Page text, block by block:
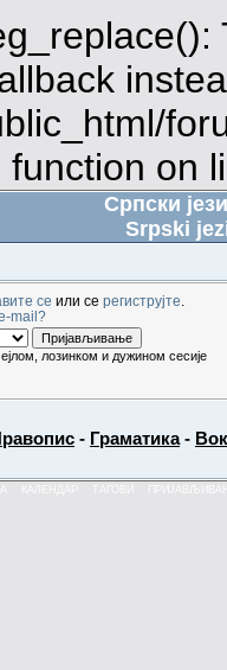
function on
Српски
Srpski
се или се региструјте
mail?
лозинком и дужином сесије
- Граматика-
КАЛЕНДАР